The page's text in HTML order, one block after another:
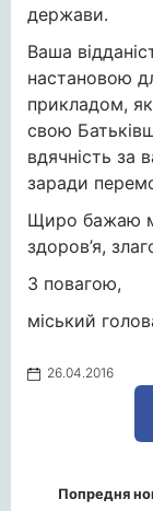
держави.
Ваша
настановою
прикладом,
свою
вдячність за
заради
Щиро бажаю
здоров’я,
З повагою,
міський
26.04.2016
Попредня